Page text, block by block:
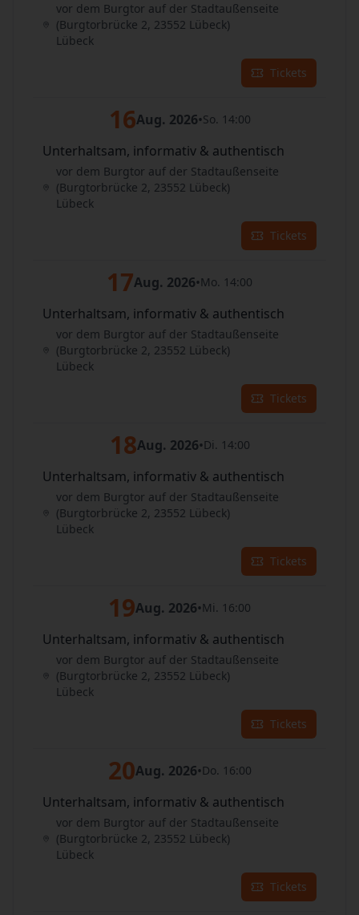
vor dem Burgtor auf der Stadtaußenseite
(Burgtorbrücke 2, 23552 Lübeck)
Lübeck
Tickets
16Aug. 2026•So. 14:00
Unterhaltsam, informativ & authentisch
vor dem Burgtor auf der Stadtaußenseite
(Burgtorbrücke 2, 23552 Lübeck)
Lübeck
Tickets
17Aug. 2026•Mo. 14:00
Unterhaltsam, informativ & authentisch
vor dem Burgtor auf der Stadtaußenseite
(Burgtorbrücke 2, 23552 Lübeck)
Lübeck
Tickets
18Aug. 2026•Di. 14:00
Unterhaltsam, informativ & authentisch
vor dem Burgtor auf der Stadtaußenseite
(Burgtorbrücke 2, 23552 Lübeck)
Lübeck
Tickets
19Aug. 2026•Mi. 16:00
Unterhaltsam, informativ & authentisch
vor dem Burgtor auf der Stadtaußenseite
(Burgtorbrücke 2, 23552 Lübeck)
Lübeck
Tickets
20Aug. 2026•Do. 16:00
Unterhaltsam, informativ & authentisch
vor dem Burgtor auf der Stadtaußenseite
(Burgtorbrücke 2, 23552 Lübeck)
Lübeck
Tickets